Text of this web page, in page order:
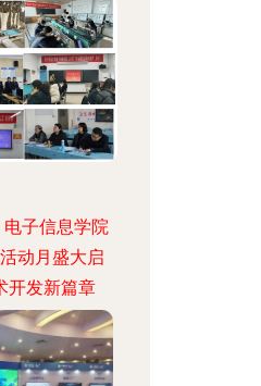
子信息学院
动月盛大启
开发新篇章